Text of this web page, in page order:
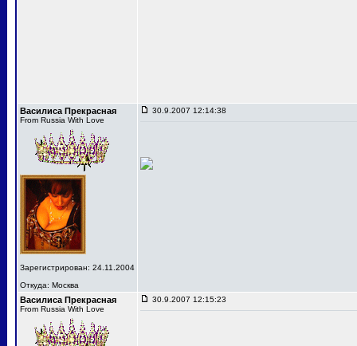
Василиса Прекрасная
From Russia With Love
Зарегистрирован: 24.11.2004
Откуда: Москва
30.9.2007 12:14:38
Василиса Прекрасная
From Russia With Love
30.9.2007 12:15:23